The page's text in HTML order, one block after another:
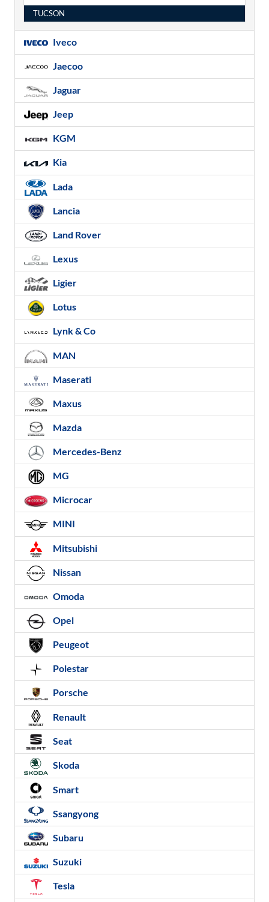
TUCSON
Iveco
Jaecoo
Jaguar
Jeep
KGM
Kia
Lada
Lancia
Land Rover
Lexus
Ligier
Lotus
Lynk & Co
MAN
Maserati
Maxus
Mazda
Mercedes-Benz
MG
Microcar
MINI
Mitsubishi
Nissan
Omoda
Opel
Peugeot
Polestar
Porsche
Renault
Seat
Skoda
Smart
Ssangyong
Subaru
Suzuki
Tesla